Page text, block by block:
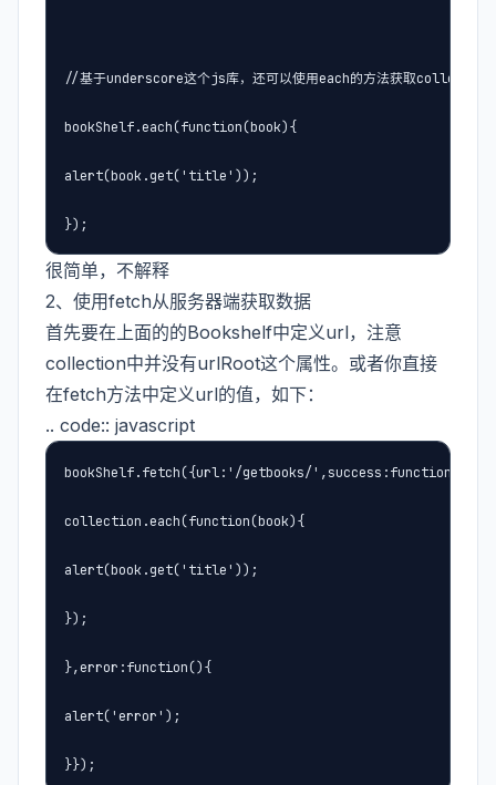
//基于underscore这个js库，还可以使用each的方法获取collection
bookShelf.each(function(book){
alert(book.get('title'));
});
很简单，不解释
2、使用fetch从服务器端获取数据
首先要在上面的的Bookshelf中定义url，注意
collection中并没有urlRoot这个属性。或者你直接
在fetch方法中定义url的值，如下：
.. code:: javascript
bookShelf.fetch({url:'/getbooks/
collection.each(function(book){
alert(book.get('title'));
});
},error:function(){
alert('error');
}});